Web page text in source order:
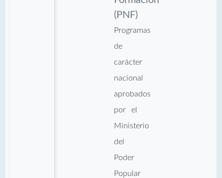
(PNF)
Programas
de
carácter
nacional
aprobados
por el
Ministerio
del
Poder
Popular